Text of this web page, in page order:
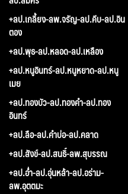
+ลป.เกลี้ยง-ลพ.จรัญ-ลป.คีบ-ลป.อิน
ตอง
+ลป.พุธ-ลป.หลอด-ลป.เหลือง
+ลป.หนูอินทร์-ลป.หนูหยาด-ลป.หนู
เมย
+ลป.ทองบัว-ลป.ทองคำ-ลป.ทอง
อินทร์
+ลป.ลือ-ลป.คำบ่อ-ลป.คลาด
+ลป.สังข์-ลป.สนธิ์-ลพ.สุบรรณ
+ลป.อ่ำ-ลป.อุ่นหล้า-ลป.อร่าม-
ลพ.อุตตมะ